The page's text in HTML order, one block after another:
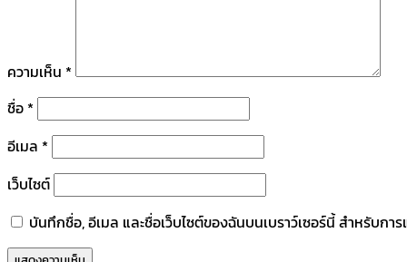
ความเห็น *
ชื่อ *
อีเมล *
เว็บไซต์
บันทึกชื่อ, อีเมล และชื่อเว็บไซต์ของฉันบนเบราว์เซอร์นี้ สำหรับกา